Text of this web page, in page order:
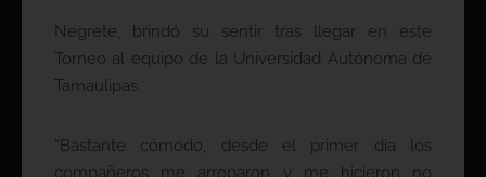
Negrete, brindó su sentir tras llegar en este
Torneo al equipo de la Universidad Autónoma de
Tamaulipas.
“Bastante cómodo, desde el primer día los
compañeros me arroparon y me hicieron no